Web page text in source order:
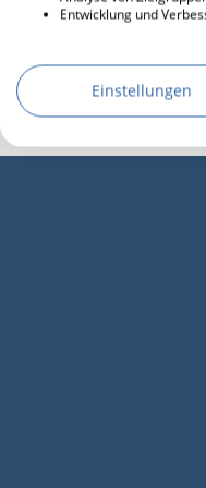
Entwicklung und
Einstellungen